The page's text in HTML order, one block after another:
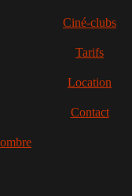
Ciné-clubs
Tarifs
Location
Contact